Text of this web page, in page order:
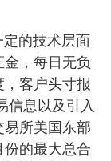
的技术层面
，每日无负
客户头寸报
信息以及引入
所美国东部
的最大总合